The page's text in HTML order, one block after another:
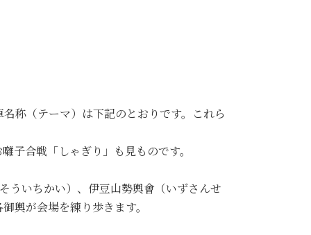
称（テーマ）は下記のとおりです。これら
子合戦「しゃぎり」も見ものです。
ういちかい）、伊豆山勢輿會（いずさんせ
輿が会場を練り歩きます。